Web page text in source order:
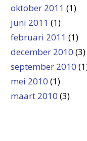
oktober 2011 (1)
juni 2011 (1)
februari 2011 (1)
december 2010 (3)
september 2010
mei 2010 (1)
maart 2010 (3)